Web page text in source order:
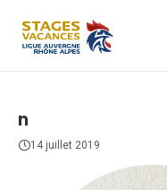
n
14 juillet 2019